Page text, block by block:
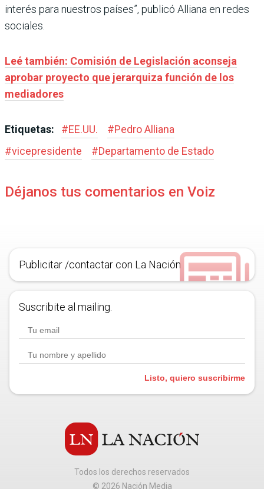
interés para nuestros países”, publicó Alliana en redes
sociales.
Leé también: Comisión de Legislación aconseja
aprobar proyecto que jerarquiza función de los
mediadores
Etiquetas: #EE.UU. #Pedro Alliana
#vicepresidente #Departamento de Estado
Déjanos tus comentarios en Voiz
Publicitar /contactar con La Nación
Suscribite al mailing.
Listo, quiero suscribirme
Todos los derechos reservados
© 2026 Nación Media